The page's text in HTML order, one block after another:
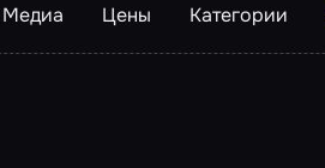
Медиа Цены Категории